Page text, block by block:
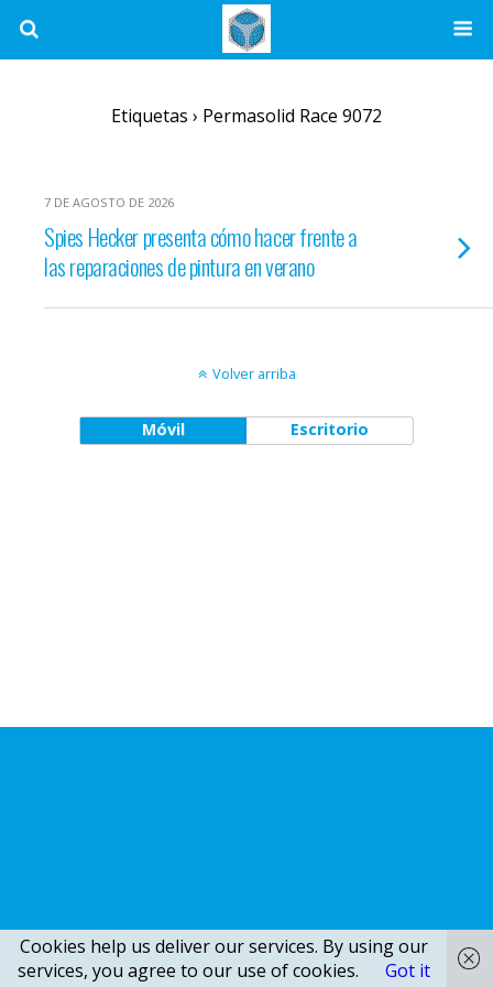
Etiquetas › Permasolid Race 9072
7 DE AGOSTO DE 2026
Spies Hecker presenta cómo hacer frente a
las reparaciones de pintura en verano
Volver arriba
Móvil Escritorio
Cookies help us deliver our services. By using our
services, you agree to our use of cookies.
Got it